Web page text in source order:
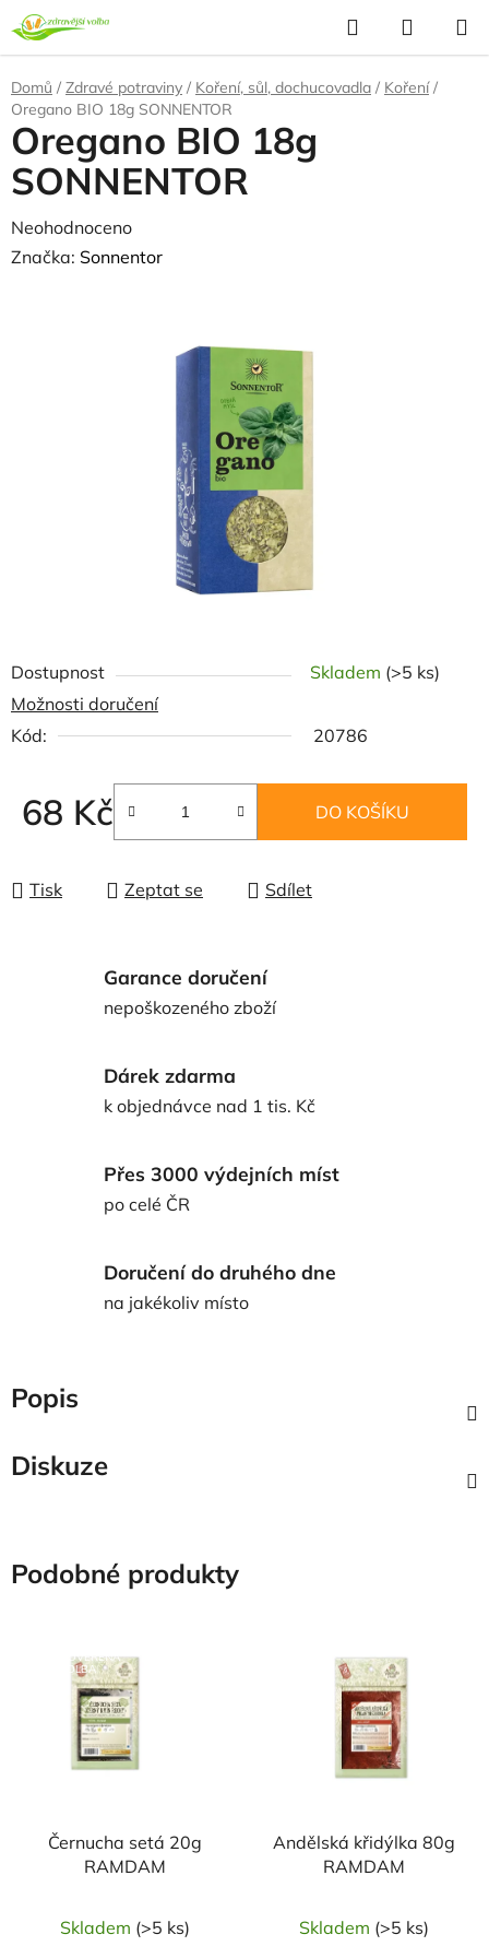
Přejít
na
obsah
Hledat
KOŠÍK
Domů / Zdravé potraviny / Koření, sůl, dochucovadla / Koření /
Oregano BIO 18g SONNENTOR
Dostupnost Skladem (>5 ks)
Možnosti doručení
Kód:
20786
68 Kč
Měrná cena:
DO KOŠÍKU
Tisk Zeptat se Sdílet
Oregano BIO 18g
SONNENTOR
Průměrné
hodnocení
Neohodnoceno
Značka: Sonnentor
Garance doručení
nepoškozeného zboží
Dárek zdarma
k objednávce nad 1 tis. Kč
Přes 3000 výdejních míst
po celé ČR
Doručení do druhého dne
na jakékoliv místo
Popis
Diskuze
Podobné produkty
NAŠE OVĚŘENÁ
VOLBA
Černucha setá 20g
RAMDAM
Skladem (>5 ks)
Andělská křidýlka 80g
RAMDAM
Skladem (>5 ks)